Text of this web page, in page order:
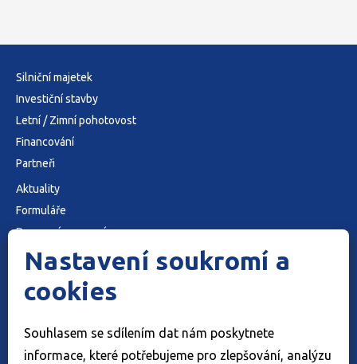
Silniční majetek
Investiční stavby
Letní / Zimní pohotovost
Financování
Partneři
Aktuality
Formuláře
Dopravní omezení
O nás
Cookies
Adresa: K Majáku 5001 , 760 01 Zlín
Nastavení soukromí a
cookies
Souhlasem se sdílením dat nám poskytnete
informace, které potřebujeme pro zlepšování, analýzu